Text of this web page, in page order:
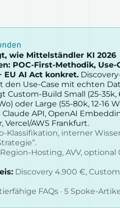
wie Mittelständler KI 2026
POC-First-Methodik, Use-
EU AI Act konkret.
den Use-Case mit echten
Custom-Build Small (25-35k,
oder Large (55-80k, 12-16
API, OpenAI
AWS Frankfurt.
Klassifikation, interner
Hosting, AVV, optional
Discovery 4.900 €,
FAQs · 5 Spoke-